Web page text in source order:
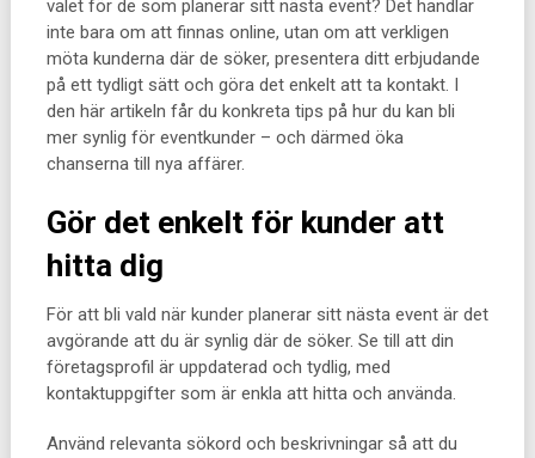
valet för de som planerar sitt nästa event? Det handlar
inte bara om att finnas online, utan om att verkligen
möta kunderna där de söker, presentera ditt erbjudande
på ett tydligt sätt och göra det enkelt att ta kontakt. I
den här artikeln får du konkreta tips på hur du kan bli
mer synlig för eventkunder – och därmed öka
chanserna till nya affärer.
Gör det enkelt för kunder att
hitta dig
För att bli vald när kunder planerar sitt nästa event är det
avgörande att du är synlig där de söker. Se till att din
företagsprofil är uppdaterad och tydlig, med
kontaktuppgifter som är enkla att hitta och använda.
Använd relevanta sökord och beskrivningar så att du